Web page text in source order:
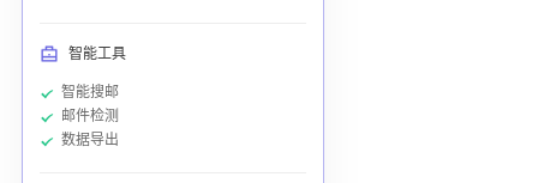
智能工具
智能搜邮
邮件检测
数据导出